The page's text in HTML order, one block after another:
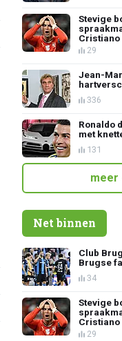
Stevige
Cristiano
29
Jean-
336
Ronaldo
met
131
meer
Net binnen
Club
Brugse
34
Stevige
Cristiano
29